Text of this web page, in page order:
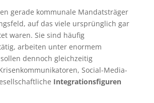
gerade kommunale Mandatsträger
auf das viele ursprünglich gar
waren. Sie sind häufig
arbeiten unter enormem
dennoch gleichzeitig
Social-Media-
Integrationsfiguren